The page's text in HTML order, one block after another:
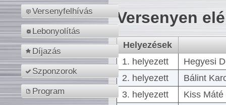
Versenyfelhívás
Lebonyolítás
Díjazás
Szponzorok
Program
Versenyen
Helyezések
1. helyezett
Hegyesi
2. helyezett
Bálint
3. helyezett
Kiss